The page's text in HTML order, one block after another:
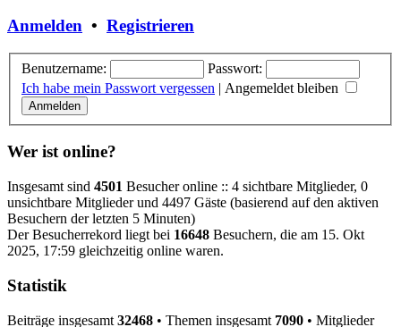
Anmelden • Registrieren
Benutzername:
Passwort:
Ich habe mein Passwort vergessen | Angemeldet bleiben
Wer ist online?
Insgesamt sind 4501 Besucher online :: 4 sichtbare Mitglieder, 0
unsichtbare Mitglieder und 4497 Gäste (basierend auf den aktiven
Besuchern der letzten 5 Minuten)
Der Besucherrekord liegt bei 16648 Besuchern, die am 15. Okt
2025, 17:59 gleichzeitig online waren.
Statistik
Beiträge insgesamt 32468 • Themen insgesamt 7090 • Mitglieder